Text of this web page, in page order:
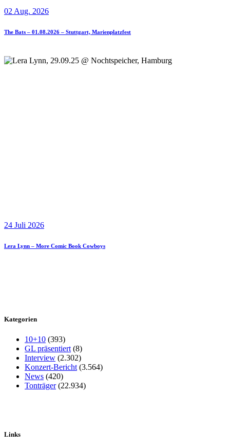
02 Aug. 2026
The Bats – 01.08.2026 – Stuttgart, Marienplatzfest
24 Juli 2026
Lera Lynn – More Comic Book Cowboys
Kategorien
10+10 (393)
GL präsentiert (8)
Interview (2.302)
Konzert-Bericht (3.564)
News (420)
Tonträger(22.934)
Links